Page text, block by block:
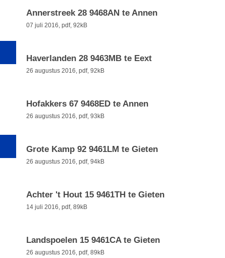
Annerstreek 28 9468AN te Annen
07 juli 2016, pdf, 92kB
Haverlanden 28 9463MB te Eext
26 augustus 2016, pdf, 92kB
Hofakkers 67 9468ED te Annen
26 augustus 2016, pdf, 93kB
Grote Kamp 92 9461LM te Gieten
26 augustus 2016, pdf, 94kB
Achter 't Hout 15 9461TH te Gieten
14 juli 2016, pdf, 89kB
Landspoelen 15 9461CA te Gieten
26 augustus 2016, pdf, 89kB